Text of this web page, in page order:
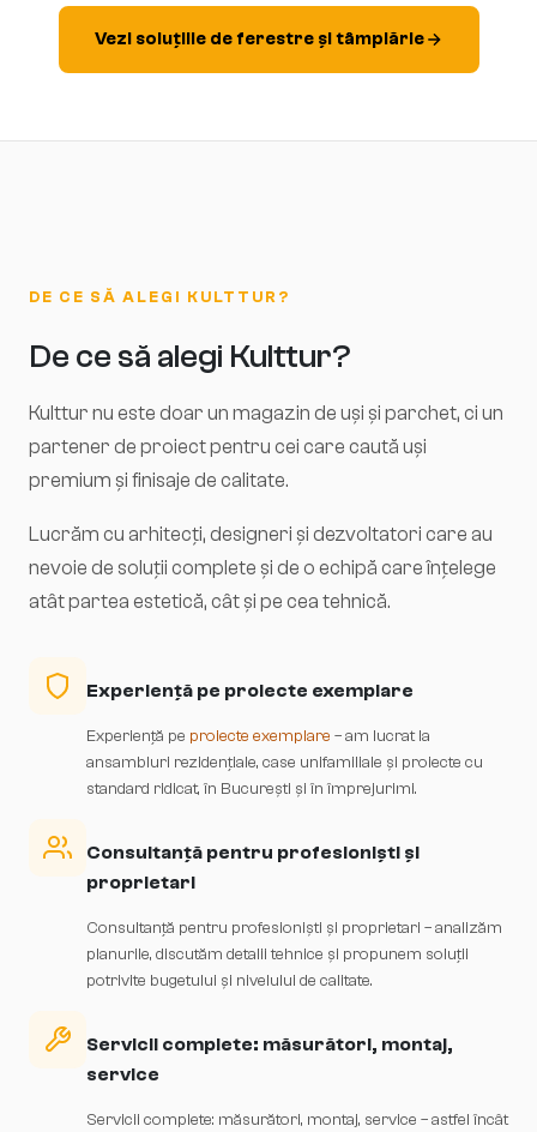
Vezi soluțiile de ferestre și tâmplărie
DE CE SĂ ALEGI KULTTUR?
De ce să alegi Kulttur?
Kulttur nu este doar un magazin de uși și parchet, ci un
partener de proiect pentru cei care caută uși
premium și finisaje de calitate.
Lucrăm cu arhitecți, designeri și dezvoltatori care au
nevoie de soluții complete și de o echipă care înțelege
atât partea estetică, cât și pe cea tehnică.
Experiență pe proiecte exemplare
Experiență pe proiecte exemplare – am lucrat la
ansambluri rezidențiale, case unifamiliale și proiecte cu
standard ridicat, în București și în împrejurimi.
Consultanță pentru profesioniști și
proprietari
Consultanță pentru profesioniști și proprietari – analizăm
planurile, discutăm detalii tehnice și propunem soluții
potrivite bugetului și nivelului de calitate.
Servicii complete: măsurători, montaj,
service
Servicii complete: măsurători, montaj, service – astfel încât